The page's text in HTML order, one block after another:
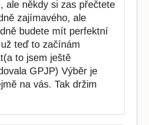
ale někdy si zas přečtete
zajímavého, ale
budete mít perfektní
teď to začínám
to jsem ještě
GPJP) Výběr je
na vás. Tak držim